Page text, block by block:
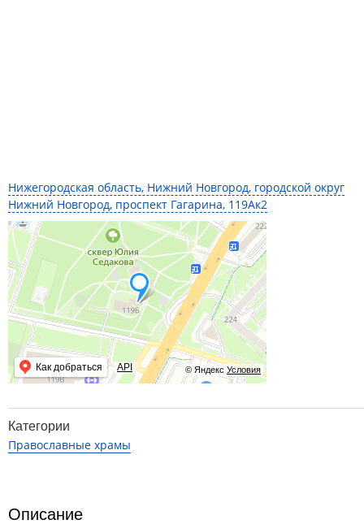
Нижегородская область, Нижний Новгород, городской округ
Нижний Новгород, проспект Гагарина, 119Ак2
© Яндекс Условия
Как добраться API
Категории
Православные храмы
Описание